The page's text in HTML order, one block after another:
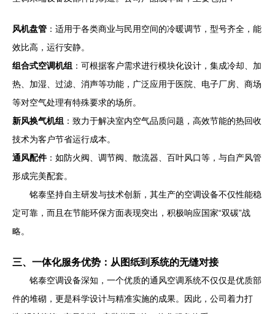
风机盘管 ：适用于各类商业与民用空间的冷暖调节，型号齐全，能
效比高，运行安静。
组合式空调机组 ：可根据客户需求进行模块化设计，集成冷却、加
热、加湿、过滤、消声等功能，广泛应用于医院、电子厂房、商场
等对空气处理有特殊要求的场所。
新风换气机组 ：致力于解决室内空气品质问题，高效节能的热回收
技术为客户节省运行成本。
通风配件：如防火阀、调节阀、散流器、百叶风口等，与自产风管
形成完美配套。
铭泰坚持自主研发与技术创新，其生产的空调设备不仅性能稳
定可靠，而且在节能环保方面表现突出，积极响应国家“双碳”战
略。
三、一体化服务优势：从图纸到系统的无缝对接
铭泰空调设备深知，一个优质的通风空调系统不仅仅是优质部
件的堆砌，更是科学设计与精准实施的成果。因此，公司着力打